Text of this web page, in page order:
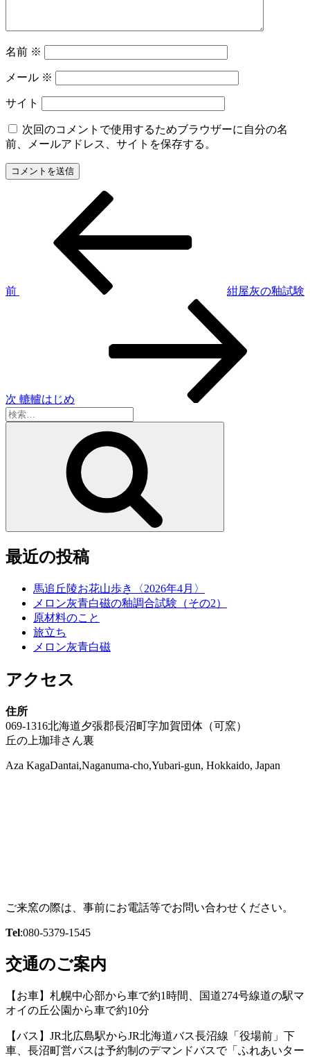
名前 ※
メール ※
サイト
次回のコメントで使用するためブラウザーに自分の名
前、メールアドレス、サイトを保存する。
ゲ
前
紺屋灰の釉試験
次 轆轤はじめ
検
索:
最近の投稿
馬追丘陵お花山歩き〈2026年4月〉
メロン灰青白磁の釉調合試験（その2）
原材料のこと
旅立ち
メロン灰青白磁
アクセス
住所
069-1316北海道夕張郡長沼町字加賀団体（可窯）
丘の上珈琲さん裏
Aza KagaDantai,Naganuma-cho,Yubari-gun, Hokkaido, Japan
ご来窯の際は、事前にお電話等でお問い合わせください。
Tel:080-5379-1545
交通のご案内
【お車】札幌中心部から車で約1時間、国道274号線道の駅マ
オイの丘公園から車で約10分
【バス】JR北広島駅からJR北海道バス長沼線「役場前」下
車、長沼町営バスは予約制のデマンドバスで「ふれあいター